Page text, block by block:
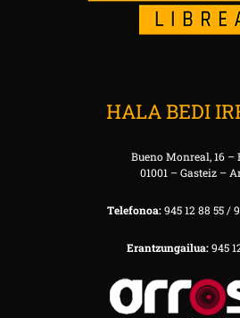
HALA BEDI
Bueno Monreal, 16 –
01001 – Gasteiz –
Telefonoa:945 12 88 55 /
Erantzungailua:945